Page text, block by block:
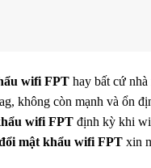
wifi FPT hay bất cứ
không còn mạnh và ổn
wifi FPT định kỳ khi
mật khẩu wifi FPT xin